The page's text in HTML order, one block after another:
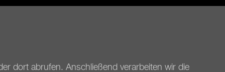
dort abrufen. Anschließend verarbeiten wir die